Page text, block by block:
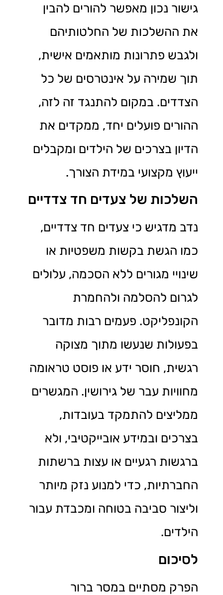
גישור נכון מאפשר להורים להבין
את ההשלכות של החלטותיהם
ולגבש פתרונות מותאמים אישית,
תוך שמירה על אינטרסים של כל
הצדדים. במקום להתנגד זה לזה,
ההורים פועלים יחד, ממקדים את
הדיון בצרכים של הילדים ומקבלים
ייעוץ מקצועי במידת הצורך.
השלכות של צעדים חד צדדיים
נדב מדגיש כי צעדים חד צדדיים,
כמו הגשת בקשות משפטיות או
שינויי מגורים ללא הסכמה, עלולים
לגרום להסלמה ולהחמרת
הקונפליקט. פעמים רבות מדובר
בפעולות שנעשו מתוך מצוקה
רגשית, חוסר ידע או פוסט טראומה
מחוויות עבר של גירושין. המגשרים
ממליצים להתמקד בעובדות,
בצרכים ובמידע אובייקטיבי, ולא
ברגשות רגעיים או עצות ברשתות
החברתיות, כדי למנוע נזק מיותר
וליצור סביבה בטוחה ומכבדת עבור
הילדים.
לסיכום
הפרק מסתיים במסר ברור